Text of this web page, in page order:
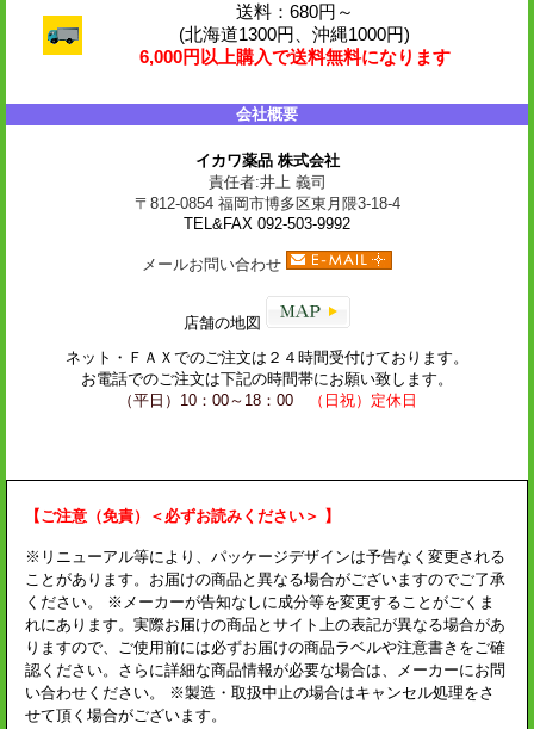
送料：680円～
(北海道1300円、沖縄1000円)
6,000円以上購入で送料無料になります
会社概要
イカワ薬品 株式会社
責任者:井上 義司
〒812-0854 福岡市博多区東月隈3-18-4
TEL&FAX 092-503-9992
メールお問い合わせ
店舗の地図
ネット・ ＦＡＸ でのご注文は２４時間受付けております。
お電話でのご注文は下記の時間帯にお願い致します。
（平日）10：00～18：00
（日祝）定休日
【ご注意（免責）＜必ずお読みください＞ 】
※リニューアル等により、パッケージデザインは予告なく変更される
ことがあります。お届けの商品と異なる場合がございますのでご了承
ください。 ※メーカーが告知なしに成分等を変更することがごくま
れにあります。実際お届けの商品とサイト上の表記が異なる場合があ
りますので、ご使用前には必ずお届けの商品ラベルや注意書きをご確
認ください。さらに詳細な商品情報が必要な場合は、メーカーにお問
い合わせください。 ※製造・取扱中止の場合はキャンセル処理をさ
せて頂く場合がございます。